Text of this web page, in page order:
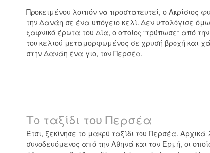
Προκειμένου λοιπόν να προστατευτεί, ο Ακρίσιος
την Δανάη σε ένα υπόγειο κελί. Δεν υπολόγισε
ξαφνικό έρωτα του Δία, ο οποίος “τρύπωσε” από
του κελιού μεταμορφωμένος σε χρυσή βροχή και
στην Δανάη ένα γιο, τον Περσέα.
Το ταξίδι του Περσέα
Έτσι, ξεκίνησε το μακρύ ταξίδι του Περσέα. Αρχικά
συνοδευόμενος από την Αθηνά και τον Ερμή, οι